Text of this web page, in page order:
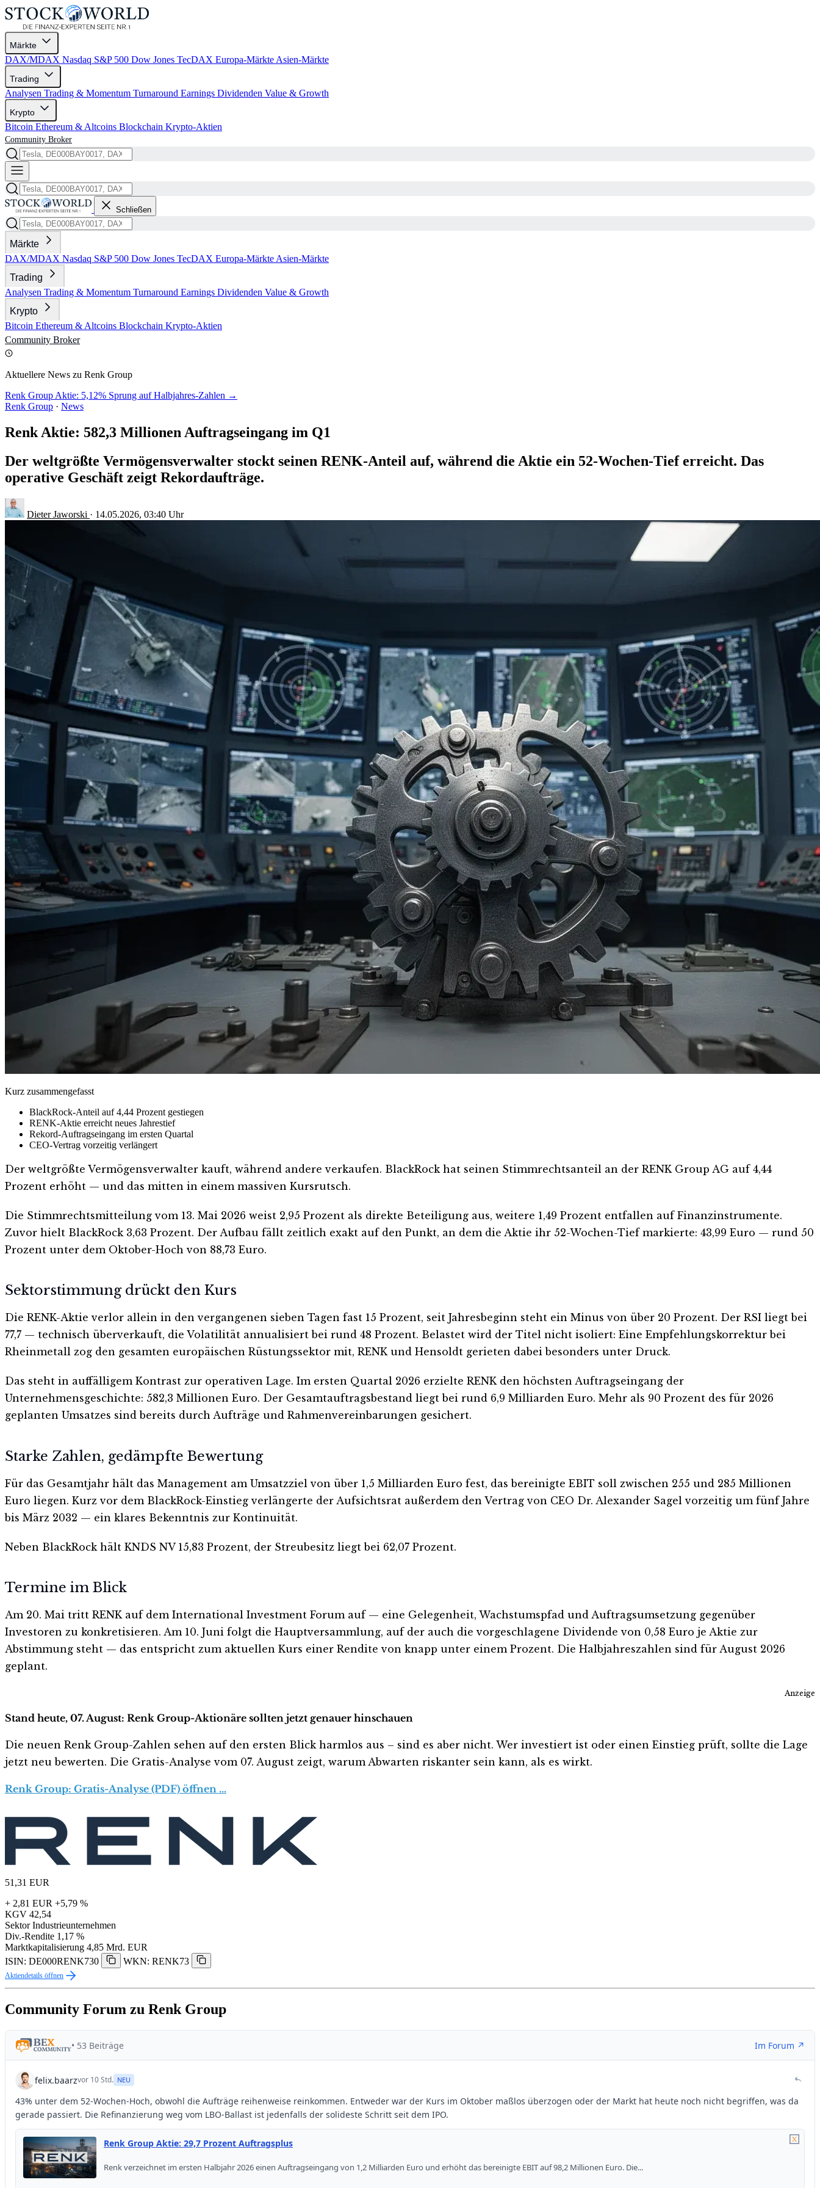
Märkte
DAX/MDAX Nasdaq S&P 500 Dow Jones TecDAX Europa-Märkte Asien-Märkte
Trading
Analysen Trading & Momentum Turnaround Earnings Dividenden Value & Growth
Krypto
Bitcoin Ethereum & Altcoins Blockchain Krypto-Aktien
Community Broker
Schließen
Märkte
DAX/MDAX Nasdaq S&P 500 Dow Jones TecDAX Europa-Märkte Asien-Märkte
Trading
Analysen Trading & Momentum Turnaround Earnings Dividenden Value & Growth
Krypto
Bitcoin Ethereum & Altcoins Blockchain Krypto-Aktien
Community Broker
Aktuellere News zu Renk Group
Renk Group Aktie: 5,12% Sprung auf Halbjahres-Zahlen →
Renk Group · News
Renk Aktie: 582,3 Millionen Auftragseingang im Q1
Der weltgrößte Vermögensverwalter stockt seinen RENK-Anteil auf, während die Aktie ein 52-Wochen-Tief erreicht. Das
operative Geschäft zeigt Rekordaufträge.
Dieter Jaworski · 14.05.2026, 03:40 Uhr
Kurz zusammengefasst
BlackRock-Anteil auf 4,44 Prozent gestiegen
RENK-Aktie erreicht neues Jahrestief
Rekord-Auftragseingang im ersten Quartal
CEO-Vertrag vorzeitig verlängert
Der weltgrößte Vermögensverwalter kauft, während andere verkaufen. BlackRock hat seinen Stimmrechtsanteil an der RENK Group AG auf 4,44
Prozent erhöht — und das mitten in einem massiven Kursrutsch.
Die Stimmrechtsmitteilung vom 13. Mai 2026 weist 2,95 Prozent als direkte Beteiligung aus, weitere 1,49 Prozent entfallen auf Finanzinstrumente.
Zuvor hielt BlackRock 3,63 Prozent. Der Aufbau fällt zeitlich exakt auf den Punkt, an dem die Aktie ihr 52-Wochen-Tief markierte: 43,99 Euro — rund 50
Prozent unter dem Oktober-Hoch von 88,73 Euro.
Sektorstimmung drückt den Kurs
Die RENK-Aktie verlor allein in den vergangenen sieben Tagen fast 15 Prozent, seit Jahresbeginn steht ein Minus von über 20 Prozent. Der RSI liegt bei
77,7 — technisch überverkauft, die Volatilität annualisiert bei rund 48 Prozent. Belastet wird der Titel nicht isoliert: Eine Empfehlungskorrektur bei
Rheinmetall zog den gesamten europäischen Rüstungssektor mit, RENK und Hensoldt gerieten dabei besonders unter Druck.
Das steht in auffälligem Kontrast zur operativen Lage. Im ersten Quartal 2026 erzielte RENK den höchsten Auftragseingang der
Unternehmensgeschichte: 582,3 Millionen Euro. Der Gesamtauftragsbestand liegt bei rund 6,9 Milliarden Euro. Mehr als 90 Prozent des für 2026
geplanten Umsatzes sind bereits durch Aufträge und Rahmenvereinbarungen gesichert.
Starke Zahlen, gedämpfte Bewertung
Für das Gesamtjahr hält das Management am Umsatzziel von über 1,5 Milliarden Euro fest, das bereinigte EBIT soll zwischen 255 und 285 Millionen
Euro liegen. Kurz vor dem BlackRock-Einstieg verlängerte der Aufsichtsrat außerdem den Vertrag von CEO Dr. Alexander Sagel vorzeitig um fünf Jahre
bis März 2032 — ein klares Bekenntnis zur Kontinuität.
Neben BlackRock hält KNDS NV 15,83 Prozent, der Streubesitz liegt bei 62,07 Prozent.
Termine im Blick
Am 20. Mai tritt RENK auf dem International Investment Forum auf — eine Gelegenheit, Wachstumspfad und Auftragsumsetzung gegenüber
Investoren zu konkretisieren. Am 10. Juni folgt die Hauptversammlung, auf der auch die vorgeschlagene Dividende von 0,58 Euro je Aktie zur
Abstimmung steht — das entspricht zum aktuellen Kurs einer Rendite von knapp unter einem Prozent. Die Halbjahreszahlen sind für August 2026
geplant.
Anzeige
Stand heute, 07. August: Renk Group-Aktionäre sollten jetzt genauer hinschauen
Die neuen Renk Group-Zahlen sehen auf den ersten Blick harmlos aus – sind es aber nicht. Wer investiert ist oder einen Einstieg prüft, sollte die Lage
jetzt neu bewerten. Die Gratis-Analyse vom 07. August zeigt, warum Abwarten riskanter sein kann, als es wirkt.
Renk Group: Gratis-Analyse (PDF) öffnen …
51,31 EUR
+ 2,81 EUR +5,79 %
KGV 42,54
Sektor Industrieunternehmen
Div.-Rendite 1,17 %
Marktkapitalisierung 4,85 Mrd. EUR
ISIN: DE000RENK730
WKN: RENK73
Aktiendetails öffnen
Community Forum zu Renk Group